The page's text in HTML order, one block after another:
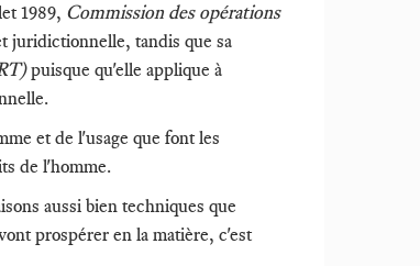
1989, Commission des opérations
juridictionnelle, tandis que sa
puisque qu'elle applique à
et de l'usage que font les
de l'homme.
aussi bien techniques que
prospérer en la matière, c'est